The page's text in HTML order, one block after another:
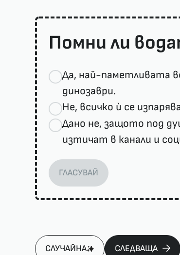
Помни ли
Да, най-паметливата
динозаври.
Не, всичко ѝ се
Дано не, защото под
изтичат в канали и
ГЛАСУВАЙ
СЛУЧАЙНА СЛЕДВАЩА